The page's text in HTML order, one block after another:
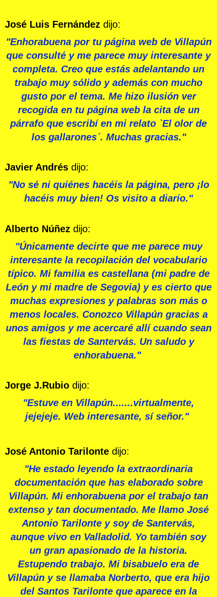
José Luis Fernández dijo:
"Enhorabuena por tu página web de Villapún
que consulté y me parece muy interesante y
completa. Creo que estás adelantando un
trabajo muy sólido y además con mucho
gusto por el tema. Me hizo ilusión ver
recogida en tu página web la cita de un
párrafo que escribí en mi relato `El olor de
los gallarones´. Muchas gracias."
Javier Andrés dijo:
"No sé ni quiénes hacéis la página, pero ¡lo
hacéis muy bien! Os visito a diario."
Alberto Núñez dijo:
"Únicamente decirte que me parece muy
interesante la recopilación del vocabulario
típico. Mi familia es castellana (mi padre de
León y mi madre de Segovia) y es cierto que
muchas expresiones y palabras son más o
menos locales. Conozco Villapún gracias a
unos amigos y me acercaré allí cuando sean
las fiestas de Santervás. Un saludo y
enhorabuena."
Jorge J.Rubio dijo:
"Estuve en Villapún.......virtualmente,
jejejeje. Web interesante, sí señor."
José Antonio Tarilonte dijo:
"He estado leyendo la extraordinaria
documentación que has elaborado sobre
Villapún. Mi enhorabuena por el trabajo tan
extenso y tan documentado. Me llamo José
Antonio Tarilonte y soy de Santervás,
aunque vivo en Valladolid. Yo también soy
un gran apasionado de la historia.
Estupendo trabajo. Mi bisabuelo era de
Villapún y se llamaba Norberto, que era hijo
del Santos Tarilonte que aparece en la